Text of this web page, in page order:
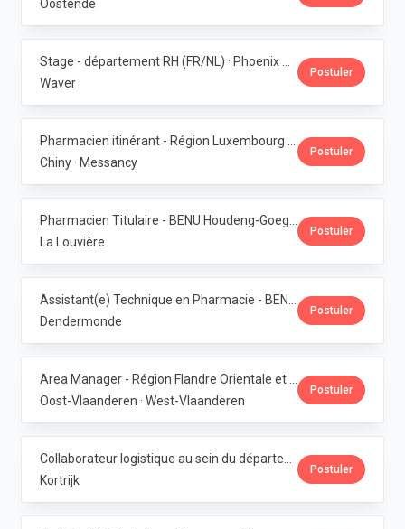
Oostende
Waver
Postuler
Chiny · Messancy
Postuler
La Louvière
Postuler
Dendermonde
Postuler
Oost-Vlaanderen · West-Vlaanderen
Postuler
Kortrijk
Postuler